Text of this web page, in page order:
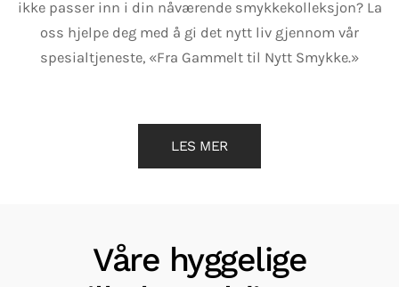
ikke passer inn i din nåværende smykkekolleksjon? La
oss hjelpe deg med å gi det nytt liv gjennom vår
spesialtjeneste, «Fra Gammelt til Nytt Smykke.»
LES MER
Våre hyggelige